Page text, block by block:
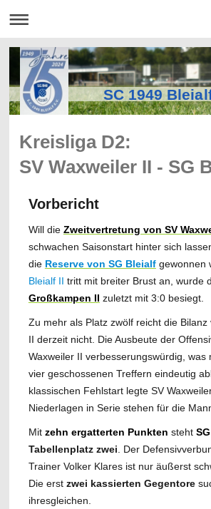
SC 1949
Kreisliga D2:
SV Waxweiler II - SG
Vorbericht
Will die Zweitvertretung von SV
schwachen Saisonstart hinter sich
die Reserve von SG Bleialfgewonnen
Bleialf II tritt mit breiter Brust an, wurde
Großkampen II zuletzt mit 3:0 besiegt.
Zu mehr als Platz zwölf reicht die Bilanz
II derzeit nicht. Die Ausbeute der
Waxweiler II verbesserungswürdig, was
vier geschossenen Treffern eindeutig
klassischen Fehlstart legte SV
Niederlagen in Serie stehen für die
Mit zehn ergatterten Punkten steht
Tabellenplatz zwei . Der
Trainer Volker Klares ist nur äußerst
Die erst zwei kassierten Gegentore
ihresgleichen.